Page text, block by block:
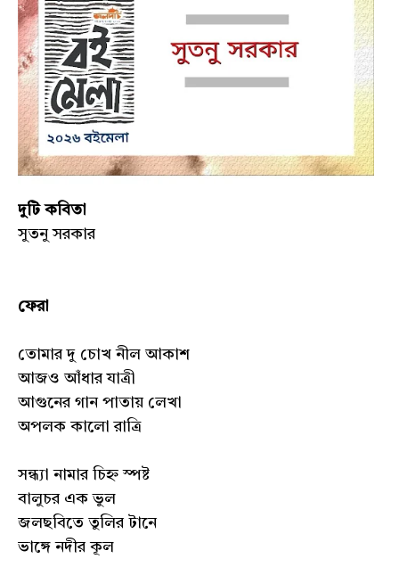
দুটি কবিতা
সুতনু সরকার
ফেরা
তোমার দু চোখ নীল আকাশ
আজও আঁধার যাত্রী
আগুনের গান পাতায় লেখা
অপলক কালো রাত্রি
সন্ধ্যা নামার চিহ্ন স্পষ্ট
বালুচর এক ভুল
জলছবিতে তুলির টানে
ভাঙ্গে নদীর কূল